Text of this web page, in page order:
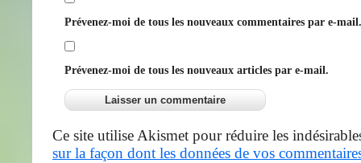
Prévenez-moi de tous les nouveaux commentaires par e-mail.
Prévenez-moi de tous les nouveaux articles par e-mail.
Ce site utilise Akismet pour réduire les
sur la façon dont les données de vos